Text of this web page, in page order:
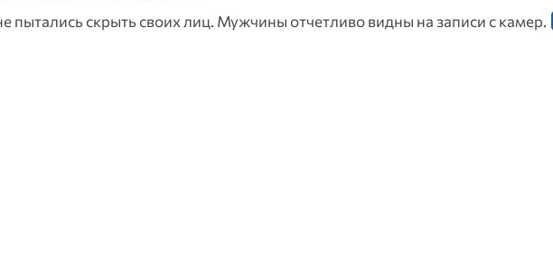
пытались скрыть своих лиц. Мужчины отчетливо видны на записи с камер.